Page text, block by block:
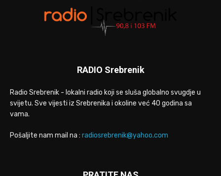
RADIO Srebrenik
Radio Srebrenik - lokalni radio koji se sluša globalno svugdje u
svijetu. Sve vijesti iz Srebrenika i okoline već 40 godina sa
vama.
Pošaljite nam mail na : radiosrebrenik@yahoo.com